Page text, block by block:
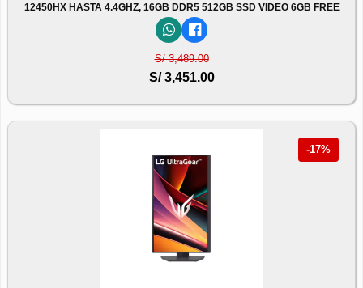
12450HX HASTA 4.4GHZ, 16GB DDR5 512GB SSD VIDEO 6GB FREE
S/ 3,489.00
S/ 3,451.00
-17%